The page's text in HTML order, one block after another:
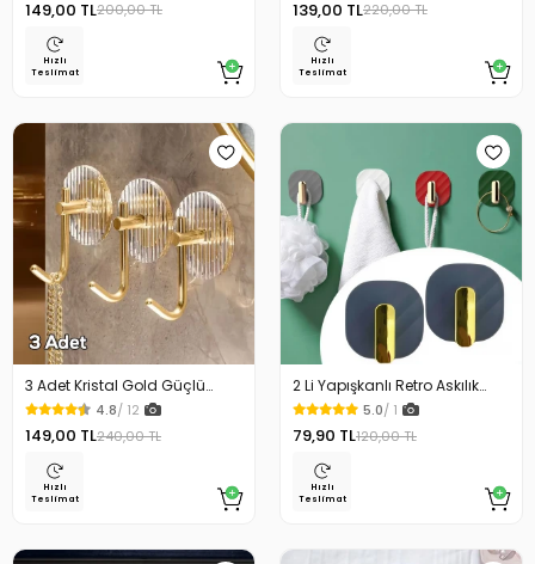
149,00 TL200,00 TL
Hızlı
Teslimat
139,00 TL220,00 TL
Hızlı
Teslimat
3 Adet Kristal Gold Güçlü
Yapışkanlı Duvar Askısı Vida
Gerektirmez Yüksek Ağırlığa
Dayanıklı
4.8/ 12
149,00 TL240,00 TL
Hızlı
Teslimat
2 Li Yapışkanlı Retro Askılık
Dolap Kapak Kulpu
5.0/ 1
79,90 TL120,00 TL
Hızlı
Teslimat